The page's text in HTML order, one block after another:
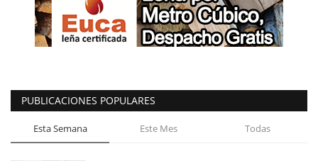
PUBLICACIONES POPULARES
Esta Semana Este Mes Todas